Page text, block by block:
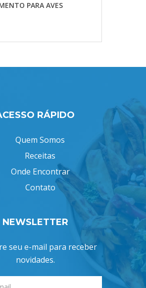
PARA AVES
RÁPIDO
Quem Somos
Receitas
Onde Encontrar
Contato
NEWSLETTER
seu e-mail para receber
novidades.